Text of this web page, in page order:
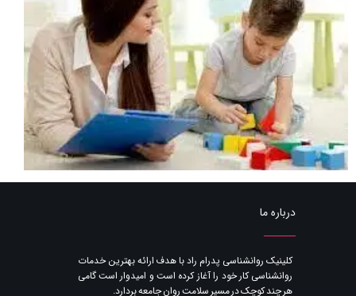
درباره ما
​کلینیک روانشناسی پدرام راد با هدف ارائه بهترین خدمات
روانشناسی کار خود را آغاز کرده است و امیدوار است گامی
هر چند کوچک در مسیر سلامت روان جامعه بردارد.